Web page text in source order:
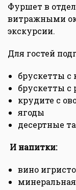
Фуршет в
витражными
экскурсии.
Для гостей
брускетты с
брускетты с
крудите с
ягоды
десертные
И напитки:
вино